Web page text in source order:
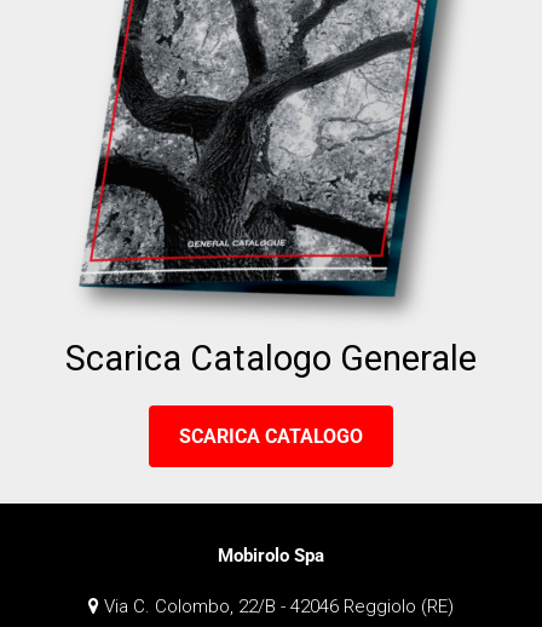
Scarica Catalogo Generale
SCARICA CATALOGO
Mobirolo Spa
Via C. Colombo, 22/B - 42046 Reggiolo (RE)